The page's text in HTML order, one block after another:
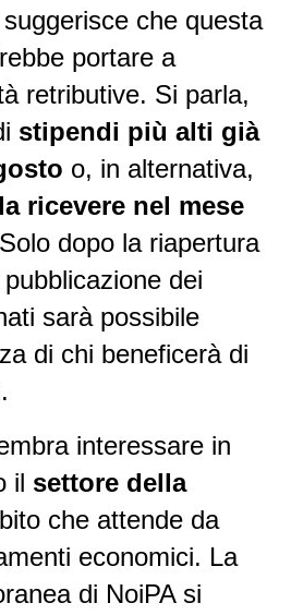
che questa
portare a
retributive. Si parla,
stipendi più alti già
o, in alternativa,
ricevere nel mese
dopo la riapertura
dei
sarà possibile
di chi beneficerà di
interessare in
il settore della
che attende da
economici. La
di NoiPA si